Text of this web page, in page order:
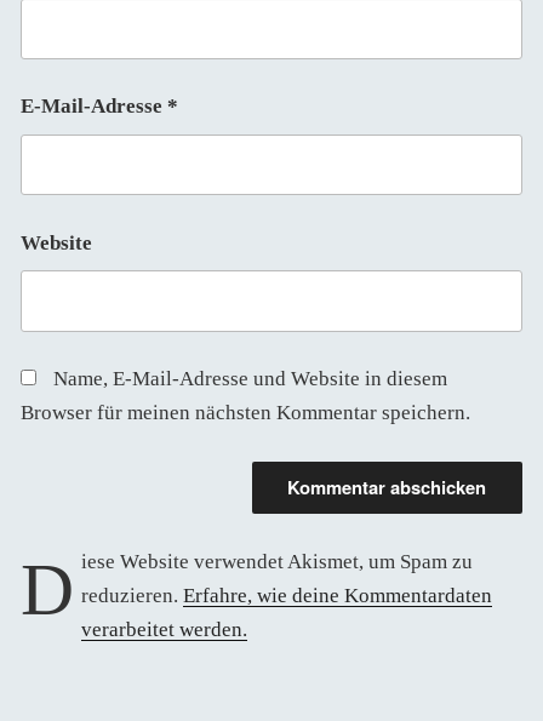
E-Mail-Adresse *
Website
Name, E-Mail-Adresse und Website in diesem
Browser für meinen nächsten Kommentar speichern.
Diese Website verwendet Akismet, um Spam zu reduzieren.Erfahre, wie deine Kommentardaten
verarbeitet werden.